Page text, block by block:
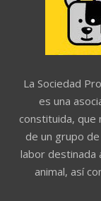
La Sociedad
es una
constituida, que
de un grupo
labor destinada
animal, así